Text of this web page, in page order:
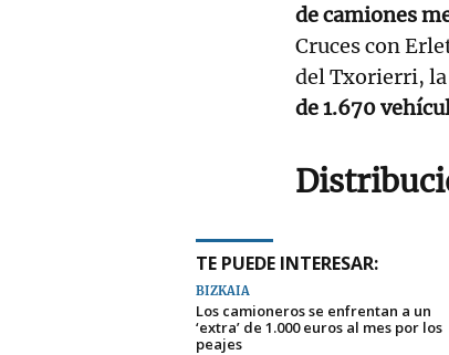
de camiones
Cruces con
del Txorierri, la
de 1.670
TE PUEDE INTERESAR:
BIZKAIA
Los camioneros se enfrentan a un
‘extra’ de 1.000 euros al mes por los
peajes